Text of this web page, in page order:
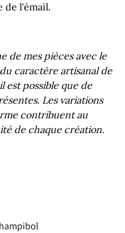
de l'émail.
de mes pièces avec le
caractère artisanal de
est possible que de
Les variations
contribuent au
de chaque création.